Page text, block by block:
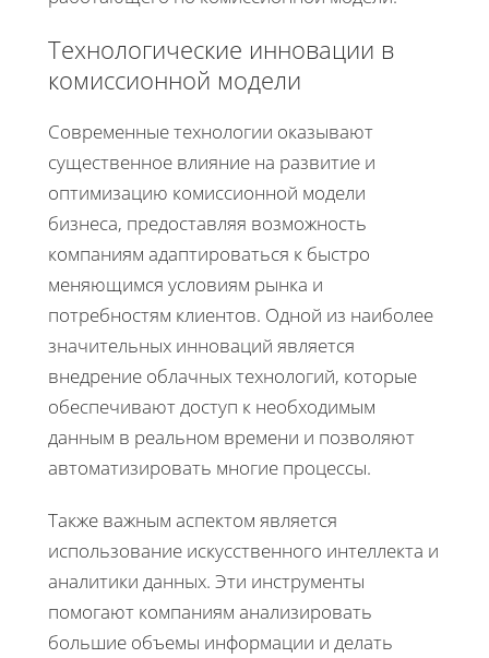
Технологические инновации в
комиссионной модели
Современные технологии оказывают
существенное влияние на развитие и
оптимизацию комиссионной модели
бизнеса, предоставляя возможность
компаниям адаптироваться к быстро
меняющимся условиям рынка и
потребностям клиентов. Одной из наиболее
значительных инноваций является
внедрение облачных технологий, которые
обеспечивают доступ к необходимым
данным в реальном времени и позволяют
автоматизировать многие процессы.
Также важным аспектом является
использование искусственного интеллекта и
аналитики данных. Эти инструменты
помогают компаниям анализировать
большие объемы информации и делать